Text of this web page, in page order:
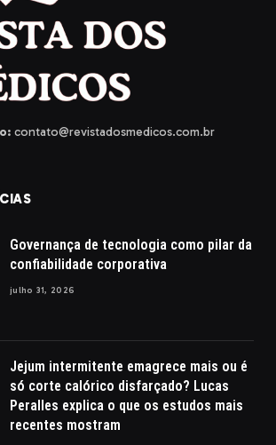
contato@revistadosmedicos.com.br
Governança de tecnologia como pilar da
confiabilidade corporativa
julho 31, 2026
Jejum intermitente emagrece mais ou é
só corte calórico disfarçado? Lucas
Peralles explica o que os estudos mais
recentes mostram